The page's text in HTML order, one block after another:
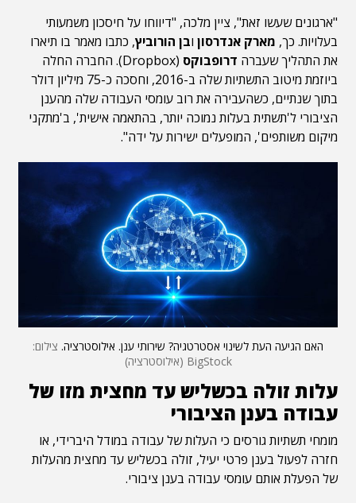
"ארגונים שעשו זאת", ציין מלכה, "דיווחו על חיסכון משמעותי
בעלויות. כך, מארק אנדרסון ובן הורוביץ, כתבו מאמר בו תיארו
את התהליך שעברה דרופבוקס
(Dropbox). החברה החלה
ביוזמת מיטוב התשתיות שלה ב-2016, וחסכה כ-75 מיליון דולר
בתוך שנתיים, כשהעבירה את רוב עומסי העבודה שלה מהענן
הציבורי ל'תשתית בעלות נמוכה יותר, בהתאמה אישית', ב'מתקני
מיקום משותפים', המופעלים ישירות על ידה".
האם הגיעה העת לשינוי אסטרטגיה? שירותי ענן. אילוסטרציה. צילום:
BigStock (אילוסטרציה)
עלות זולה בכשליש עד מחצית מזו של
עבודה בענן הציבורי
מומחי תשתיות גורסים כי העלות של עבודה במודל היברידי, או
חזרה לפעול בענן פרטי יעיל, זולה בכשליש עד מחצית מהעלות
של הפעלת אותם עומסי עבודה בענן ציבורי.